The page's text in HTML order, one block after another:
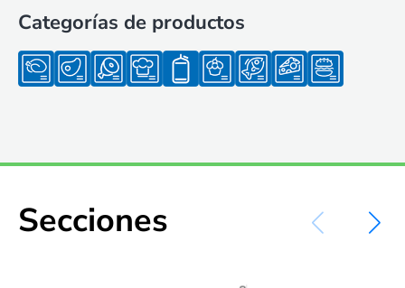
Categorías de productos
Secciones